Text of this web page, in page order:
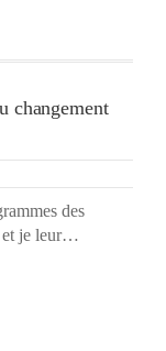
changement
des
et je leur…